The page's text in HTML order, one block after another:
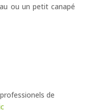
ou un petit canapé
de